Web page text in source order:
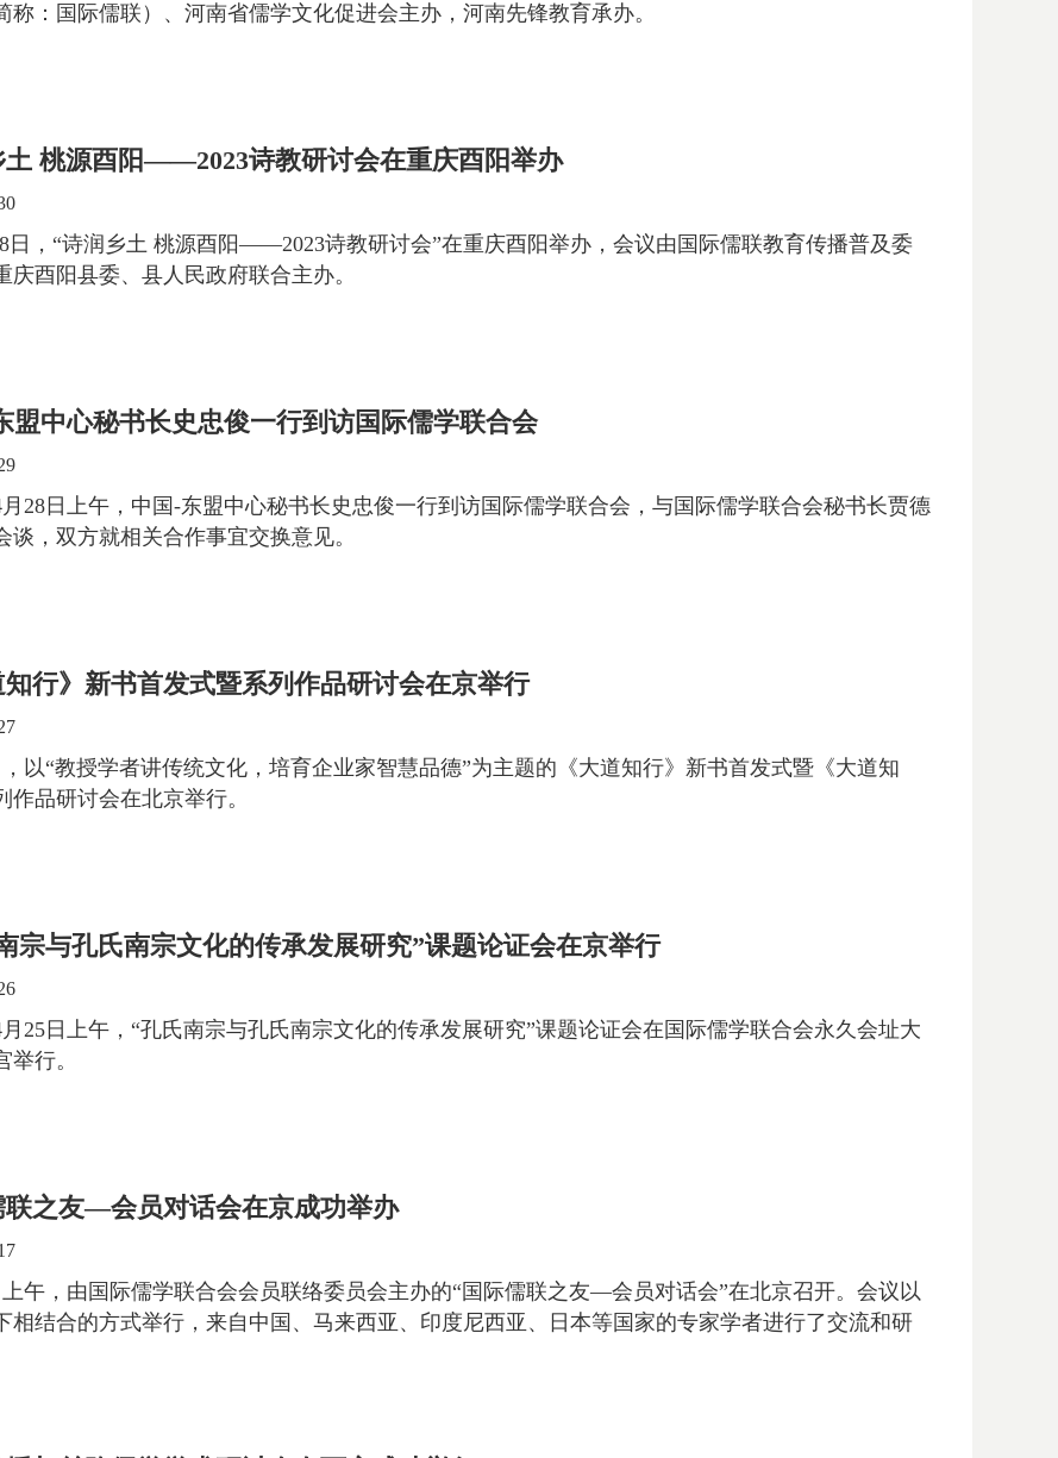
称：国际儒联）、河南省儒学文化促进会主办，河南先锋教育承办。
土 桃源酉阳——2023诗教研讨会在重庆酉阳举办
日，“诗润乡土 桃源酉阳——2023诗教研讨会”在重庆酉阳举办，会议由国际儒联教育传播普及委
庆酉阳县委、县人民政府联合主办。
盟中心秘书长史忠俊一行到访国际儒学联合会
月28日上午，中国-东盟中心秘书长史忠俊一行到访国际儒学联合会，与国际儒学联合会秘书长贾德
谈，双方就相关合作事宜交换意见。
知行》新书首发式暨系列作品研讨会在京举行
以“教授学者讲传统文化，培育企业家智慧品德”为主题的《大道知行》新书首发式暨《大道知
作品研讨会在北京举行。
宗与孔氏南宗文化的传承发展研究”课题论证会在京举行
月25日上午，“孔氏南宗与孔氏南宗文化的传承发展研究”课题论证会在国际儒学联合会永久会址大
举行。
联之友—会员对话会在京成功举办
上午，由国际儒学联合会会员联络委员会主办的“国际儒联之友—会员对话会”在北京召开。会议以
相结合的方式举行，来自中国、马来西亚、印度尼西亚、日本等国家的专家学者进行了交流和研